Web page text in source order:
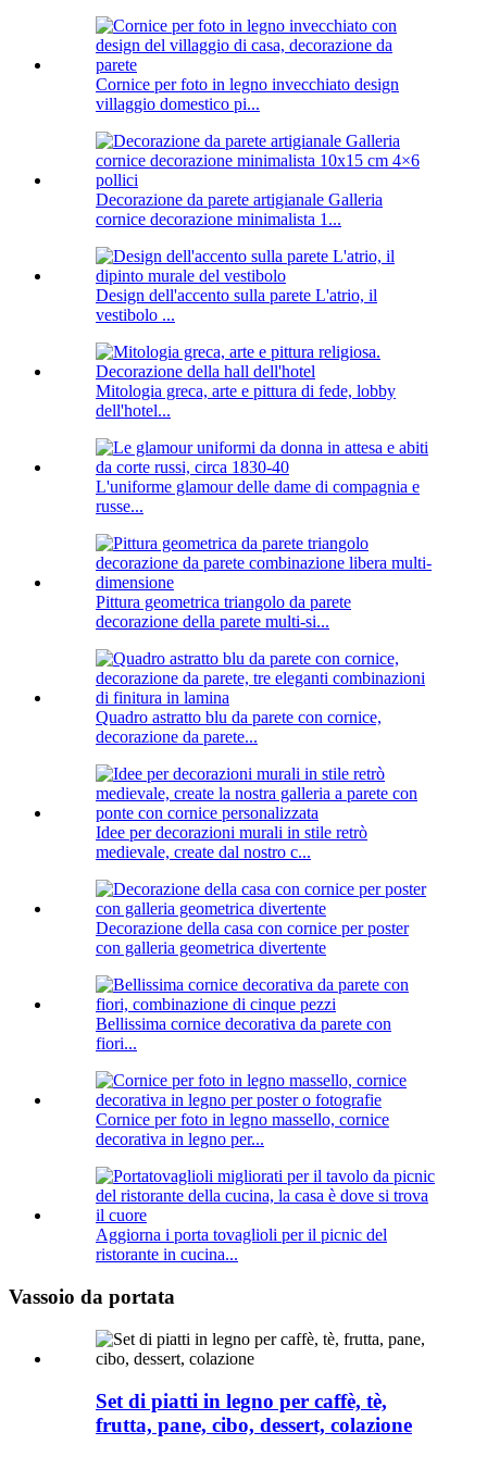
Cornice per foto in legno invecchiato design
villaggio domestico pi...
Decorazione da parete artigianale Galleria
cornice decorazione minimalista 1...
Design dell'accento sulla parete L'atrio, il
vestibolo ...
Mitologia greca, arte e pittura di fede, lobby
dell'hotel...
L'uniforme glamour delle dame di compagnia e
russe...
Pittura geometrica triangolo da parete
decorazione della parete multi-si...
Quadro astratto blu da parete con cornice,
decorazione da parete...
Idee per decorazioni murali in stile retrò
medievale, create dal nostro c...
Decorazione della casa con cornice per poster
con galleria geometrica divertente
Bellissima cornice decorativa da parete con
fiori...
Cornice per foto in legno massello, cornice
decorativa in legno per...
Aggiorna i porta tovaglioli per il picnic del
ristorante in cucina...
Vassoio da portata
Set di piatti in legno per caffè, tè,
frutta, pane, cibo, dessert, colazione